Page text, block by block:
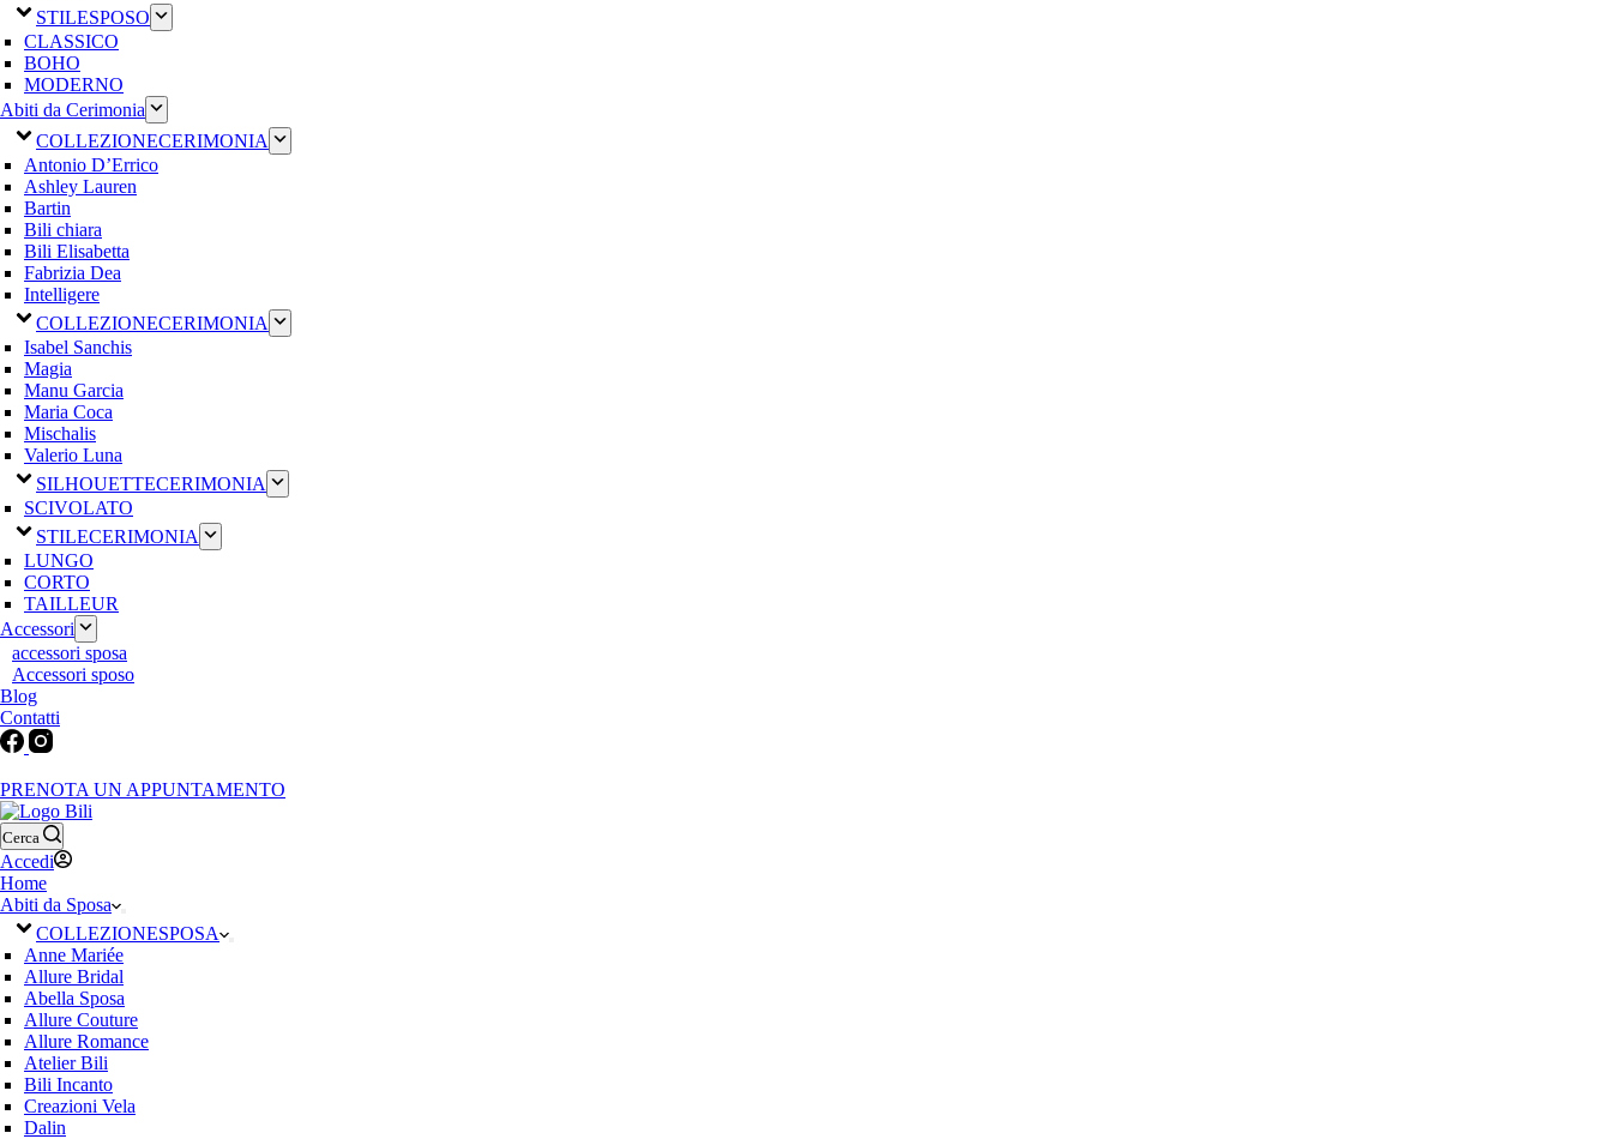
STILESPOSO
CLASSICO
BOHO
MODERNO
Abiti da Cerimonia
COLLEZIONECERIMONIA
Antonio D’Errico
Ashley Lauren
Bartin
Bili chiara
Bili Elisabetta
Fabrizia Dea
Intelligere
COLLEZIONECERIMONIA
Isabel Sanchis
Magia
Manu Garcia
Maria Coca
Mischalis
Valerio Luna
SILHOUETTECERIMONIA
SCIVOLATO
STILECERIMONIA
LUNGO
CORTO
TAILLEUR
Accessori
accessori sposa
Accessori sposo
Blog
Contatti
PRENOTA UN APPUNTAMENTO
Cerca
Accedi
Home
Abiti da Sposa
COLLEZIONESPOSA
Anne Mariée
Allure Bridal
Abella Sposa
Allure Couture
Allure Romance
Atelier Bili
Bili Incanto
Creazioni Vela
Dalin